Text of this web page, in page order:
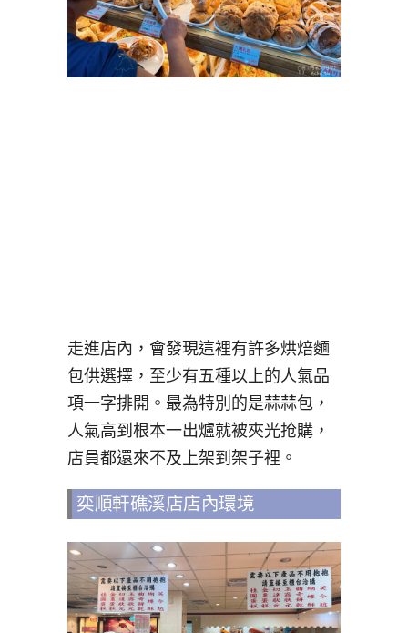
走進店內，會發現這裡有許多烘焙麵
包供選擇，至少有五種以上的人氣品
項一字排開。最為特別的是蒜蒜包，
人氣高到根本一出爐就被夾光抢購，
店員都還來不及上架到架子裡。
奕順軒礁溪店店內環境